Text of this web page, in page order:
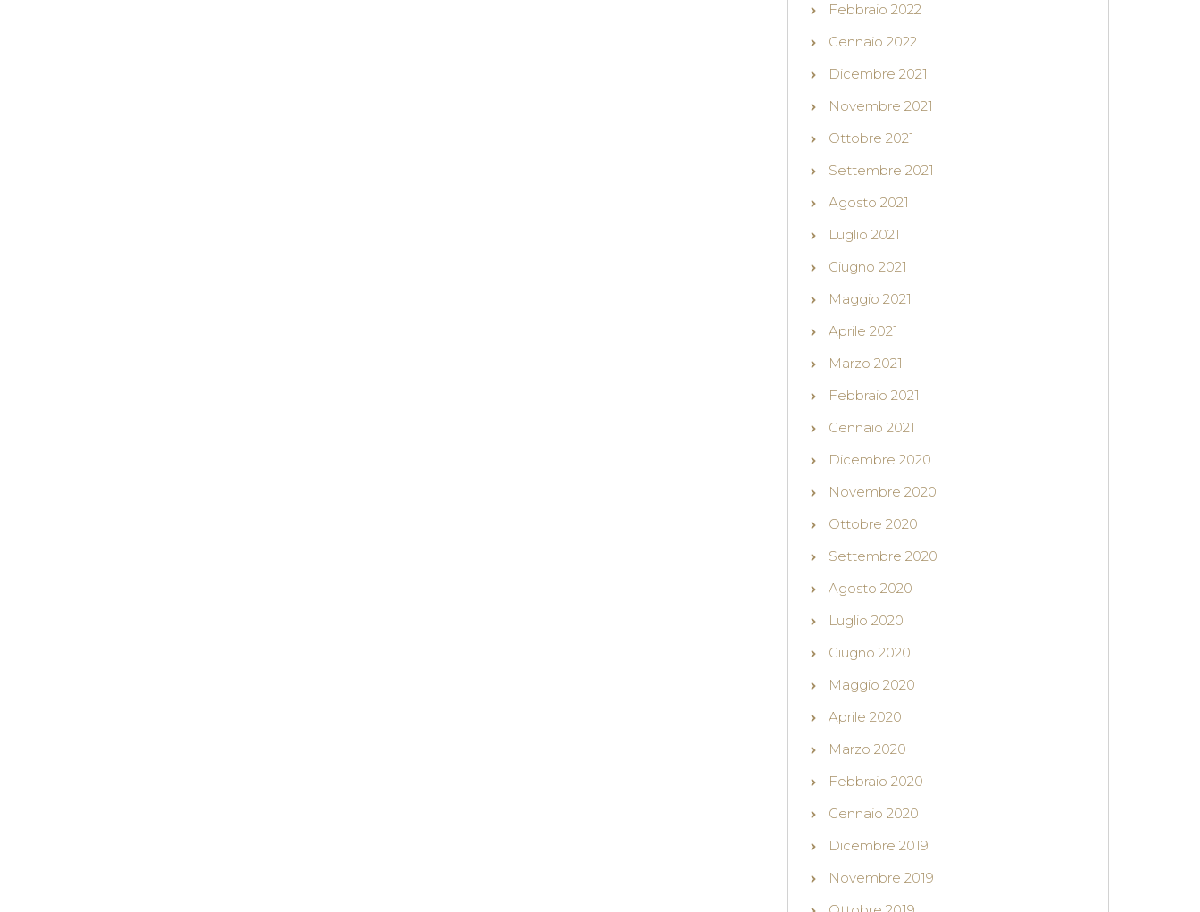
Febbraio 2022
Gennaio 2022
Dicembre 2021
Novembre 2021
Ottobre 2021
Settembre 2021
Agosto 2021
Luglio 2021
Giugno 2021
Maggio 2021
Aprile 2021
Marzo 2021
Febbraio 2021
Gennaio 2021
Dicembre 2020
Novembre 2020
Ottobre 2020
Settembre 2020
Agosto 2020
Luglio 2020
Giugno 2020
Maggio 2020
Aprile 2020
Marzo 2020
Febbraio 2020
Gennaio 2020
Dicembre 2019
Novembre 2019